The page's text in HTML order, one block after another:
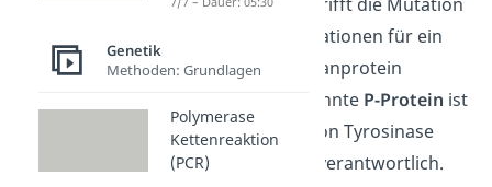
ein Gen, das Informationen für ein
bestimmtes Membranprotein
enthält. Das sogenannte P-Protein ist
für den Transport von Tyrosinase
durch die Zellwand verantwortlich.
Genetik
Methoden: Grundlagen
Polymerase
Kettenreaktion
(PCR)